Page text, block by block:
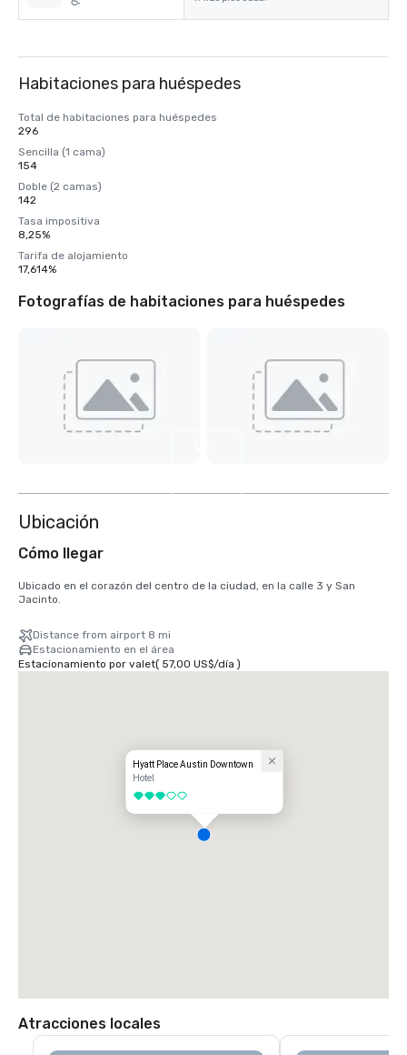
Habitaciones para huéspedes
Total de habitaciones para huéspedes
296
Sencilla (1 cama)
154
Doble (2 camas)
142
Tasa impositiva
8,25%
Tarifa de alojamiento
17,614%
Fotografías de habitaciones para huéspedes
Ubicación
Cómo llegar
Ubicado en el corazón del centro de la ciudad, en la calle 3 y San
Jacinto.
Distance from airport 8 mi
Estacionamiento en el área
Estacionamiento por valet( 57,00 US$/día )
Hyatt Place Austin Downtown
Hotel
3 de 5
Atracciones locales